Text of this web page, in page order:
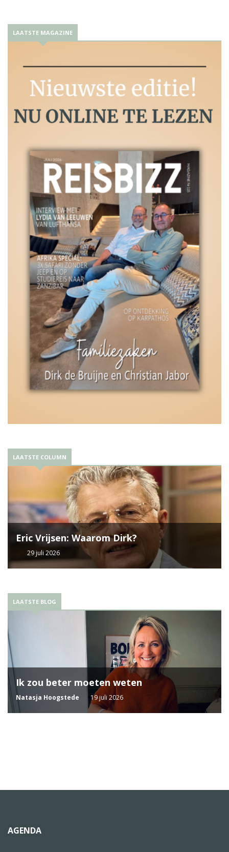
LAATSTE MAGAZINE
LAATSTE COLUMN
Eric Vrijsen: Waarom Dirk?
29 juli 2026
LAATSTE BLOG
Ik zou beter moeten weten
Natasja Hoogstede 19 juli 2026
AGENDA